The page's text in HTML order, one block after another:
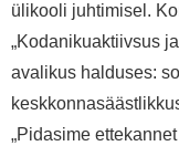
ülikooli juhtimisel.
„Kodanikuaktiivsus
avalikus halduses:
„Pidasime